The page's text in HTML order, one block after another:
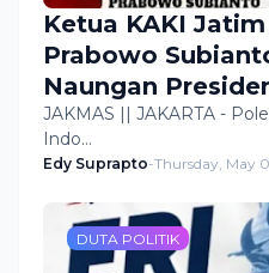
Ketua KAKI
Prabowo
Naungan
Pengangkatan
Persetujuan DPR
JAKMAS || JAKARTA -
Indo…
Edy Suprapto-Thursday, May
DUTA POLITIK